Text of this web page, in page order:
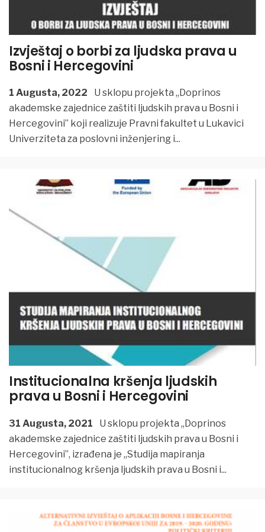
Izvještaj o borbi za ljudska prava u
Bosni i Hercegovini
1 Augusta, 2022
U sklopu projekta ,,Doprinos
akademske zajednice zaštiti ljudskih prava u Bosni i
Hercegovini” koji realizuje Pravni fakultet u Lukavici
Univerziteta za poslovni inženjering i...
Institucionalna kršenja ljudskih
prava u Bosni i Hercegovini
31 Augusta, 2021
U sklopu projekta ,,Doprinos
akademske zajednice zaštiti ljudskih prava u Bosni i
Hercegovini”, izrađena je ,,Studija mapiranja
institucionalnog kršenja ljudskih prava u Bosni i...